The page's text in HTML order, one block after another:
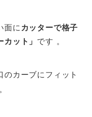
面にカッターで格子
ット」 です 。
カーブにフィット
。